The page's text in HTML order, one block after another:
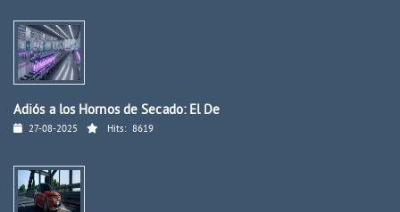
Adiós a los Hornos de Secado: El De
27-08-2025 Hits: 8619